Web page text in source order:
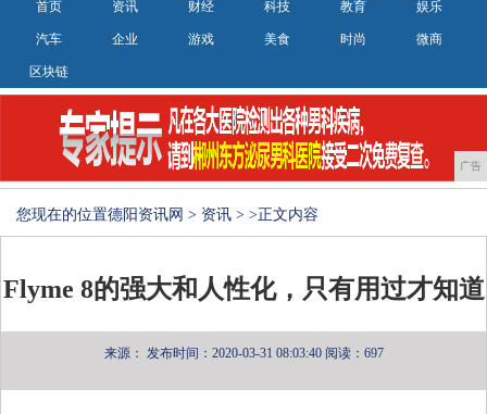
首页 资讯 财经 科技 教育 娱乐
汽车 企业 游戏 美食 时尚 微商
区块链
广告
您现在的位置德阳资讯网 > 资讯 > >正文内容
Flyme 8的强大和人性化，只有用过才知道
来源： 发布时间：2020-03-31 08:03:40 阅读：697